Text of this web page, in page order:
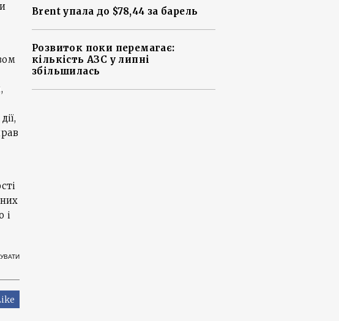
і
Brent упала до $78,44 за барель
Розвиток поки перемагає:
кількість АЗС у липні
збільшилась